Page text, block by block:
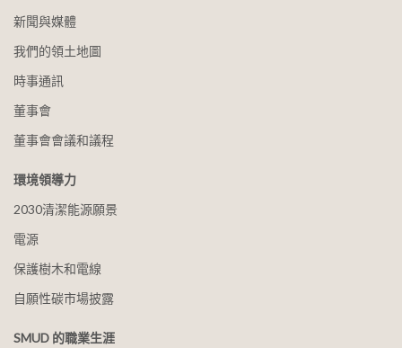
新聞與媒體
我們的領土地圖
時事通訊
董事會
董事會會議和議程
環境領導力
2030清潔能源願景
電源
保護樹木和電線
自願性碳市場披露
SMUD 的職業生涯